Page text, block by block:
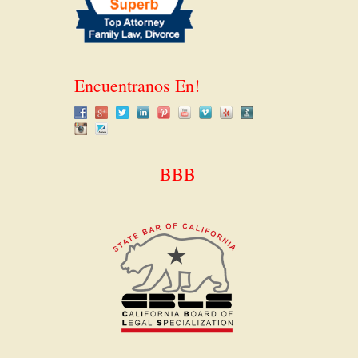
Encuentranos En!
BBB